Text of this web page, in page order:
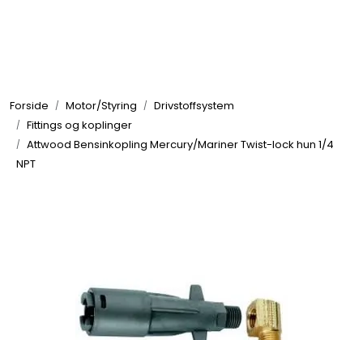
Forside Motor/Styring
Drivstoffsystem
Fittings og koplinger
Attwood Bensinkopling Mercury/Mariner Twist-lock hun 1/4
NPT
Elektrisk
Motor/Styring